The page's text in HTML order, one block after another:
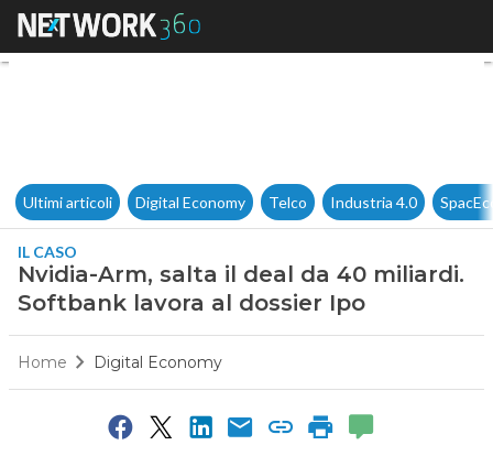
Nvidia-Arm, salta il deal da
Ultimi articoli Digital Economy Telco Industria 4.0
IL CASO
Nvidia-Arm, salta il deal da 40 miliardi.
Softbank lavora al dossier Ipo
Home Digital Economy